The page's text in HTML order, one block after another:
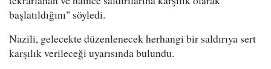
başlatıldığını" söyledi.
Nazili, gelecekte düzenlenecek herhangi bir saldırıya sert
karşılık verileceği uyarısında bulundu.